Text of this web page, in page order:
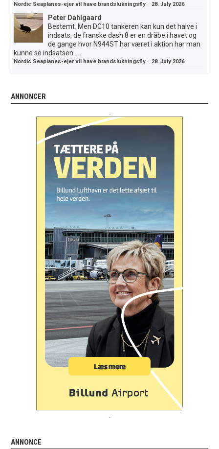
Nordic Seaplanes-ejer vil have brandslukningsfly · 28. July 2026
Peter Dahlgaard
Bestemt. Men DC10 tankeren kan kun det halve i
indsats, de franske dash 8 er en dråbe i havet og
de gange hvor N944ST har været i aktion har man
kunne se indsatsen....
Nordic Seaplanes-ejer vil have brandslukningsfly · 28. July 2026
ANNONCER
ANNONCE